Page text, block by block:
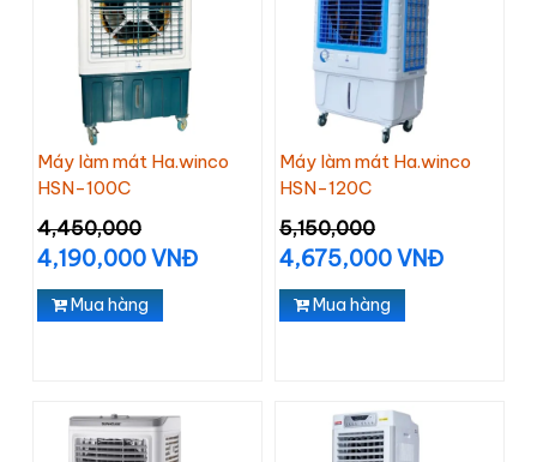
Máy làm mát Ha.winco
HSN-100C
4,450,000
4,190,000 VNĐ
Mua hàng
Máy làm mát Ha.winco
HSN-120C
5,150,000
4,675,000 VNĐ
Mua hàng